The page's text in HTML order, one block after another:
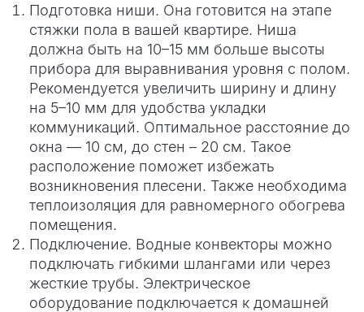
Подготовка ниши. Она готовится на этапе
стяжки пола в вашей квартире. Ниша
должна быть на 10–15 мм больше высоты
прибора для выравнивания уровня с полом.
Рекомендуется увеличить ширину и длину
на 5–10 мм для удобства укладки
коммуникаций. Оптимальное расстояние до
окна — 10 см, до стен – 20 см. Такое
расположение поможет избежать
возникновения плесени. Также необходима
теплоизоляция для равномерного обогрева
помещения.
Подключение. Водные конвекторы можно
подключать гибкими шлангами или через
жесткие трубы. Электрическое
оборудование подключается к домашней